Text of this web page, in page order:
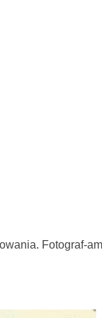
Fotograf-